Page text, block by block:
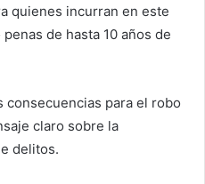
quienes incurran en este
de hasta 10 años de
consecuencias para el robo
claro sobre la
delitos.